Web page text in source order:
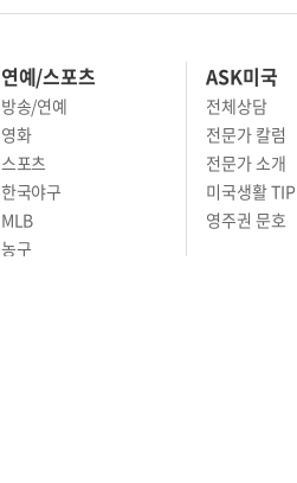
연예/스포츠
방송/연예
영화
스포츠
한국야구
ASK미국
전체상담
전문가 칼럼
전문가 소개